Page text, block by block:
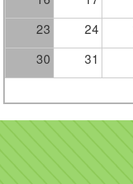
23
24
30
31